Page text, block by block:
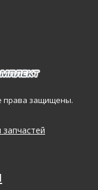
права защищены.